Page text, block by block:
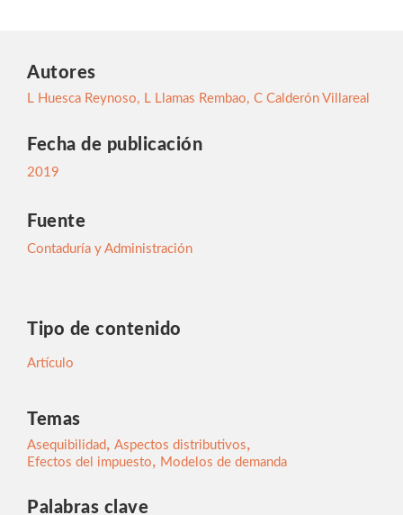
Autores
L Huesca Reynoso, L Llamas Rembao, C Calderón Villareal
Fecha de publicación
2019
Fuente
Contaduría y Administración
Tipo de contenido
Artículo
Temas
Asequibilidad, Aspectos distributivos,
Efectos del impuesto, Modelos de demanda
Palabras clave